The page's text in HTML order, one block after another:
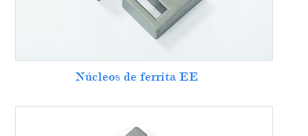
Núcleos de ferrita EE